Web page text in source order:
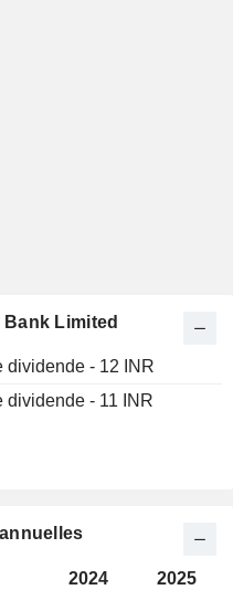
Limited
dividende - 12 INR
dividende - 11 INR
2024 2025